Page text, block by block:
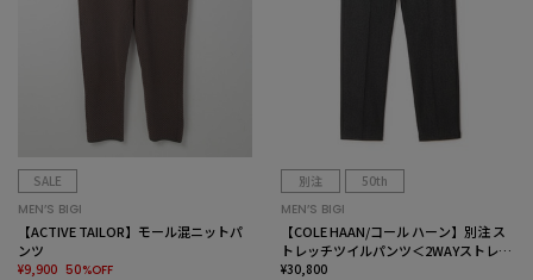
SALE
MEN’S BIGI
【ACTIVE TAILOR】モール混ニットパ
ンツ
¥9,900 50%OFF
別注
50th
MEN’S BIGI
【COLE HAAN/コール ハーン】別注 ス
トレッチツイルパンツ＜2WAYストレッ
チ＞
¥30,800